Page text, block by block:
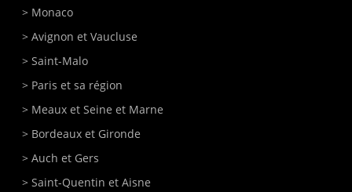
> Monaco
>Avignon et Vaucluse
>Saint-Malo
> Paris et sa région
> Meaux et Seine et Marne
> Bordeaux et Gironde
>Auch et Gers
>Saint-Quentin et Aisne